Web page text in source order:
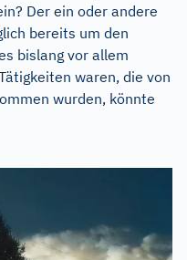
Der ein oder andere
bereits um den
bislang vor allem
waren, die von
wurden, könnte